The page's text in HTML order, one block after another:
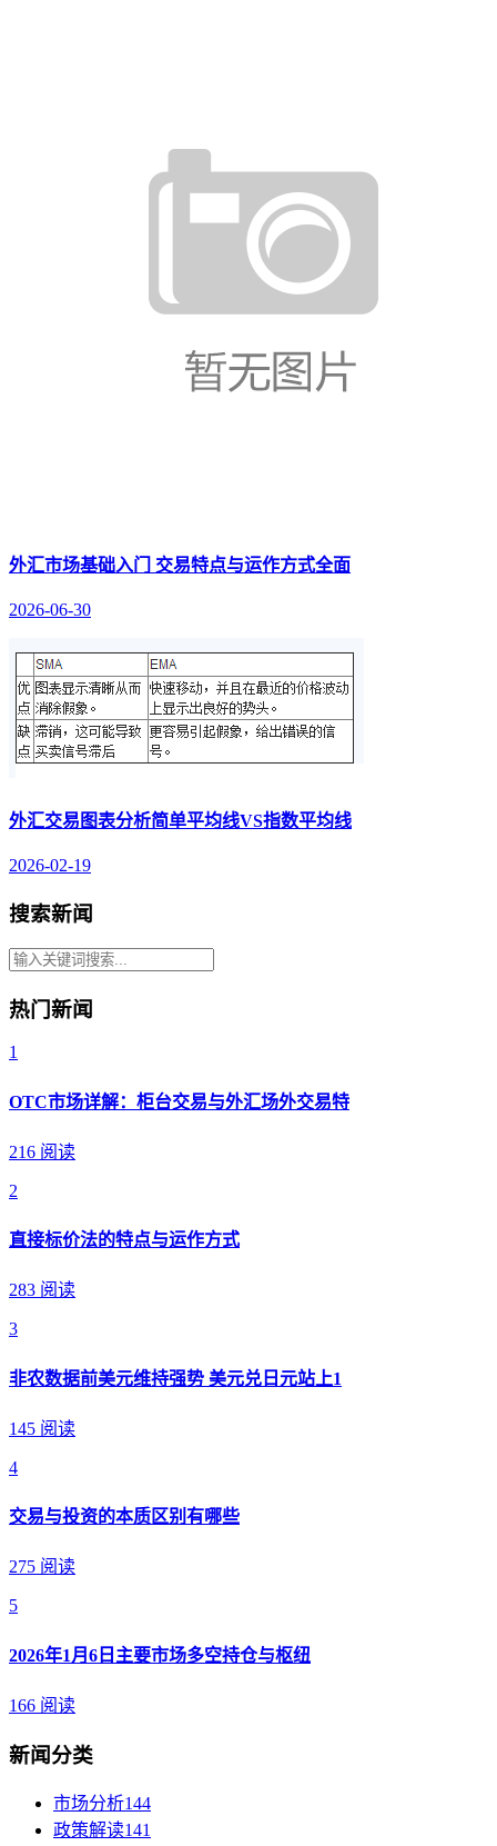
外汇市场基础入门 交易特点与运作方式全面
2026-06-30
外汇交易图表分析简单平均线VS指数平均线
2026-02-19
搜索新闻
热门新闻
1
OTC市场详解：柜台交易与外汇场外交易特
216 阅读
2
直接标价法的特点与运作方式
283 阅读
3
非农数据前美元维持强势 美元兑日元站上1
145 阅读
4
交易与投资的本质区别有哪些
275 阅读
5
2026年1月6日主要市场多空持仓与枢纽
166 阅读
新闻分类
市场分析144
政策解读141